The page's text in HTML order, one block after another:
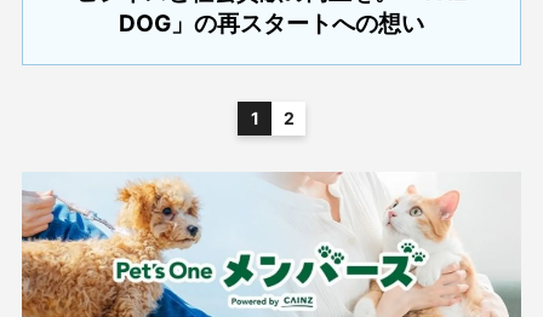
DOG」の再スタートへの想い
1 2